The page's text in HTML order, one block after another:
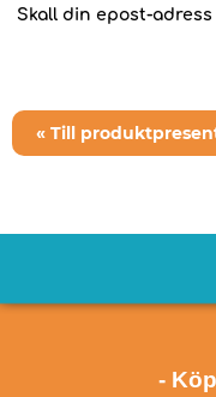
Skall din epost-
« Till
-